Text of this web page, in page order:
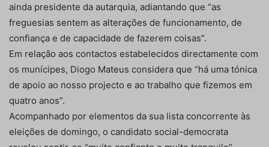
ainda presidente da autarquia, adiantando que “as
freguesias sentem as alterações de funcionamento, de
confiança e de capacidade de fazerem coisas”.
Em relação aos contactos estabelecidos directamente com
os munícipes, Diogo Mateus considera que “há uma tónica
de apoio ao nosso projecto e ao trabalho que fizemos em
quatro anos”.
Acompanhado por elementos da sua lista concorrente às
eleições de domingo, o candidato social-democrata